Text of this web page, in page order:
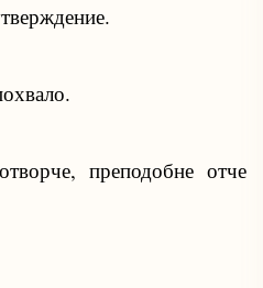
преподобне отче